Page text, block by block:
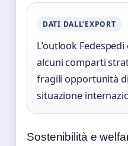
DATI DALL’EXPORT
L’outlook
alcuni comparti
fragili opportunità
situazione
Sostenibilità e